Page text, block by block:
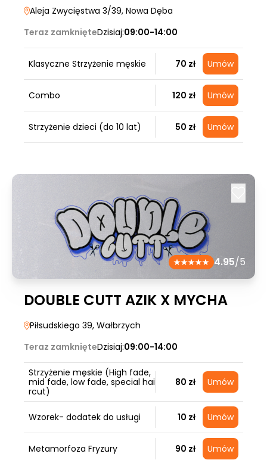
Aleja Zwycięstwa 3/39, Nowa Dęba
Teraz zamknięteDzisiaj:09:00-14:00
Klasyczne Strzyżenie męskie 70 zł Umów
Combo 120 zł Umów
Strzyżenie dzieci (do 10 lat) 50 zł Umów
4.95/5
DOUBLE CUTT AZIK X MYCHA
Piłsudskiego 39, Wałbrzych
Teraz zamknięteDzisiaj:09:00-14:00
Strzyżenie męskie (High fade,
mid fade, low fade, special hai
rcut)
80 zł Umów
Wzorek- dodatek do usługi 10 zł Umów
Metamorfoza Fryzury 90 zł Umów